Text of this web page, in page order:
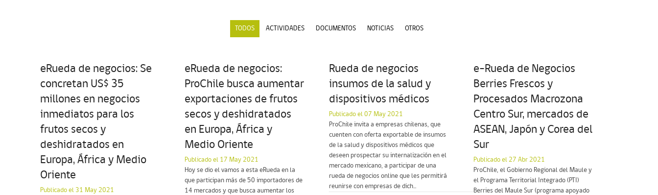
TODOS ACTIVIDADES DOCUMENTOS NOTICIAS OTROS
eRueda de negocios: Se
concretan US$ 35
millones en negocios
inmediatos para los
frutos secos y
deshidratados en
Europa, África y Medio
Oriente
Publicado el 31 May 2021
eRueda de negocios:
ProChile busca aumentar
exportaciones de frutos
secos y deshidratados
en Europa, África y
Medio Oriente
Publicado el 17 May 2021
Hoy se dio el vamos a esta eRueda en la
que participan más de 50 importadores de
14 mercados y que busca aumentar los
Rueda de negocios
insumos de la salud y
dispositivos médicos
Publicado el 07 May 2021
ProChile invita a empresas chilenas, que
cuenten con oferta exportable de insumos
de la salud y dispositivos médicos que
deseen prospectar su internalización en el
mercado mexicano, a participar de una
rueda de negocios online que les permitirá
reunirse con empresas de dich...
e-Rueda de Negocios
Berries Frescos y
Procesados Macrozona
Centro Sur, mercados de
ASEAN, Japón y Corea del
Sur
Publicado el 27 Abr 2021
ProChile, el Gobierno Regional del Maule y
el Programa Territorial Integrado (PTI)
Berries del Maule Sur (programa apoyado